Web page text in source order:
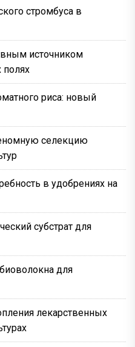
стромбуса в
источником
полях
риса: новый
селекцию
в удобрениях на
субстрат для
для
лекарственных